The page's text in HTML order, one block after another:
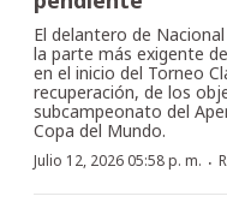
El delantero de
la parte más exigente
en el inicio del Torneo
recuperación, de los
subcampeonato del
Copa del Mundo.
Julio 12, 2026 05:58 p. m. ·